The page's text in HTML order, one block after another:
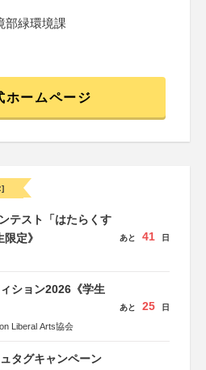
部緑環境課
ホームページ
テスト「はたらくす
定》
あと 41 日
ション2026《学生
Liberal Arts協会
あと 25 日
タグキャンペーン